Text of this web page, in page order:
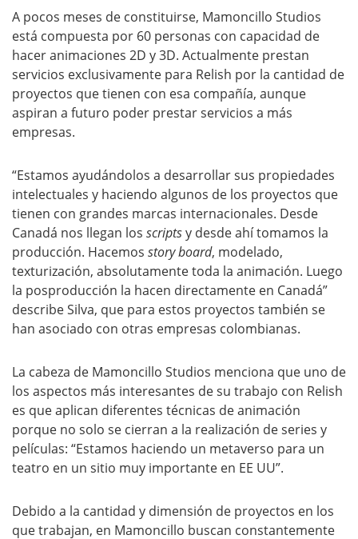
A pocos meses de constituirse, Mamoncillo Studios
está compuesta por 60 personas con capacidad de
hacer animaciones 2D y 3D. Actualmente prestan
servicios exclusivamente para Relish por la cantidad de
proyectos que tienen con esa compañía, aunque
aspiran a futuro poder prestar servicios a más
empresas.
“Estamos ayudándolos a desarrollar sus propiedades
intelectuales y haciendo algunos de los proyectos que
tienen con grandes marcas internacionales. Desde
Canadá nos llegan los scriptsy desde ahí tomamos la
producción. Hacemos story board, modelado,
texturización, absolutamente toda la animación. Luego
la posproducción la hacen directamente en Canadá”
describe Silva, que para estos proyectos también se
han asociado con otras empresas colombianas.
La cabeza de Mamoncillo Studios menciona que uno de
los aspectos más interesantes de su trabajo con Relish
es que aplican diferentes técnicas de animación
porque no solo se cierran a la realización de series y
películas: “Estamos haciendo un metaverso para un
teatro en un sitio muy importante en EE UU”.
Debido a la cantidad y dimensión de proyectos en los
que trabajan, en Mamoncillo buscan constantemente